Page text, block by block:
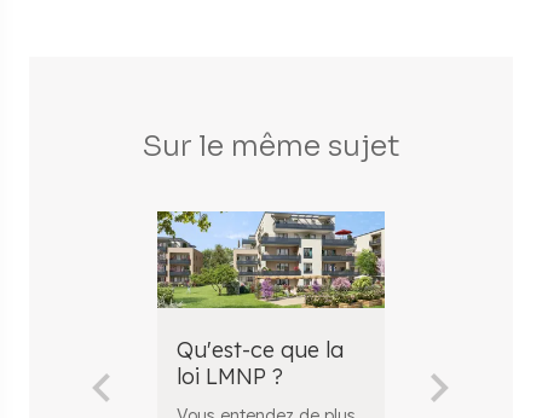
Sur le même sujet
Qu'est-ce que la
loi LMNP ?
la plus-
LMNP ?